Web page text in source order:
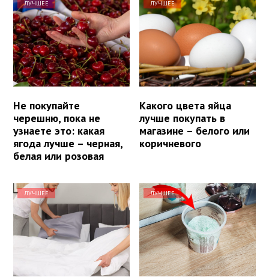
ЛУЧШЕЕ
Не покупайте
черешню, пока не
узнаете это: какая
ягода лучше – черная,
белая или розовая
ЛУЧШЕЕ
Какого цвета яйца
лучше покупать в
магазине – белого или
коричневого
ЛУЧШЕЕ ЛУЧШЕЕ